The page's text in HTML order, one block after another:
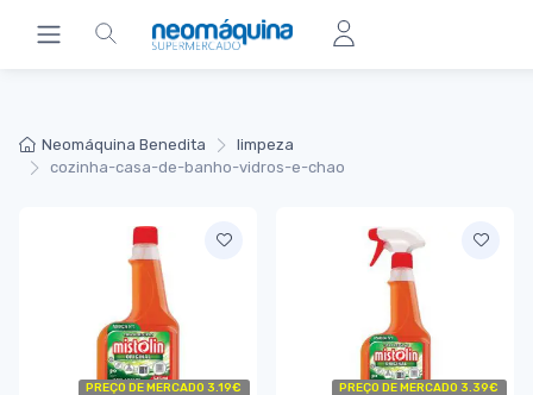
Neomáquina Benedita
limpeza
cozinha-casa-de-banho-vidros-e-chao
PREÇO DE MERCADO 3.19€ PREÇO DE MERCADO 3.39€